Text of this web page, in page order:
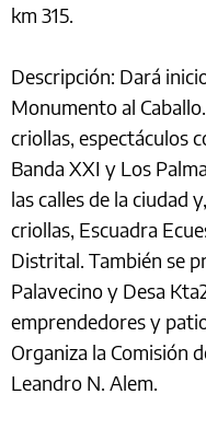
km 315.
Descripción: Dará
Monumento al
criollas, espectáculos
Banda XXI y Los
las calles de la ciudad
criollas, Escuadra
Distrital. También se
Palavecino y Desa
emprendedores y
Organiza la Comisión
Leandro N. Alem.